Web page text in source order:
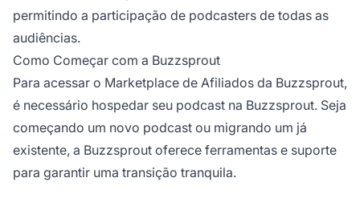
permitindo a participação de podcasters de todas as
audiências.
Como Começar com a Buzzsprout
Para acessar o Marketplace de Afiliados da Buzzsprout,
é necessário hospedar seu podcast na Buzzsprout. Seja
começando um novo podcast ou migrando um já
existente, a Buzzsprout oferece ferramentas e suporte
para garantir uma transição tranquila.